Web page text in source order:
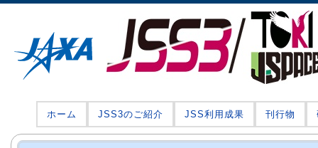
ホーム JSS3のご紹介 JSS利用成果 刊行物